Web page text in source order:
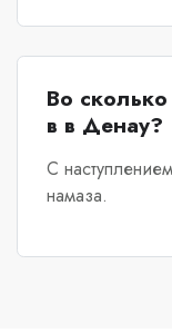
Во
в в Денау?
С
намаза.